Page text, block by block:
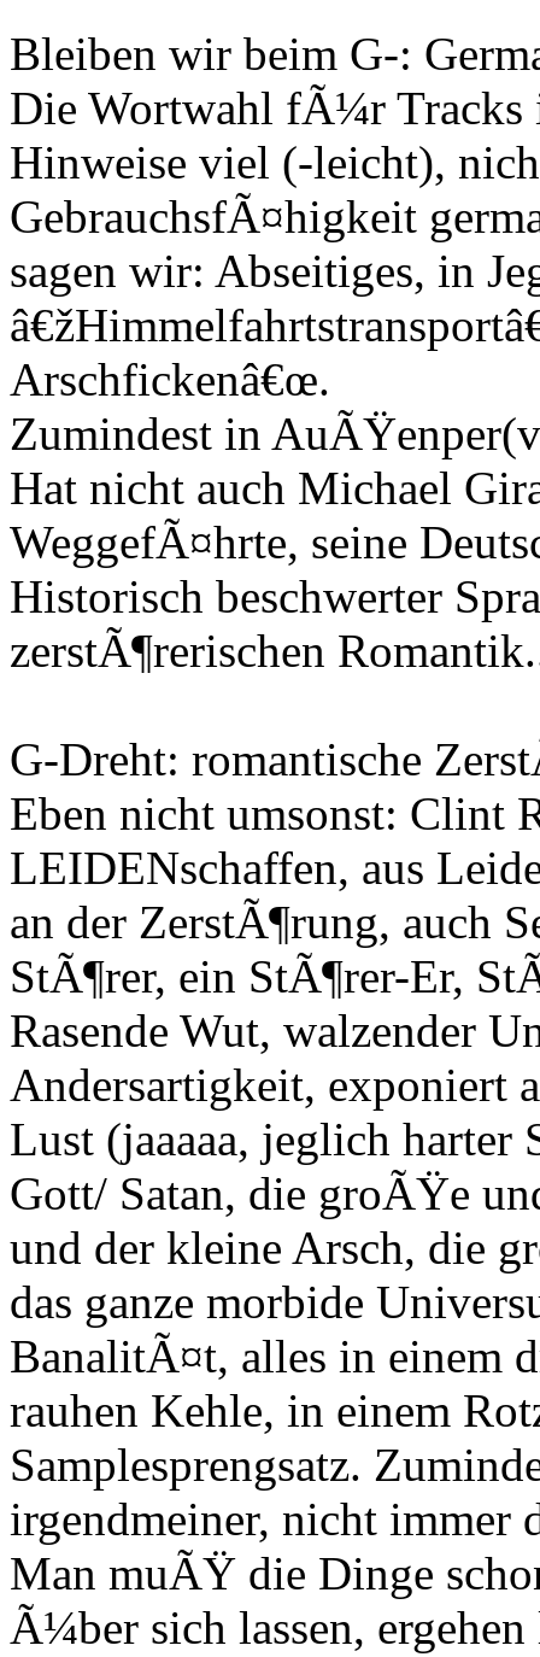
Bleiben wir beim G-:
Die Wortwahl fÃ¼r Tracks
Hinweise viel (-leicht),
GebrauchsfÃ¤higkeit
sagen wir: Abseitiges, in
Arschfickenâ€œ.
Zumindest in
Hat nicht auch Michael
WeggefÃ¤hrte, seine
Historisch beschwerter
zerstÃ¶rerischen
G-Dreht: romantische
Eben nicht umsonst: Clint
LEIDENschaffen, aus
an der ZerstÃ¶rung, auch
StÃ¶rer, ein StÃ¶rer-Er,
Rasende Wut, walzender
Andersartigkeit, exponiert
Lust (jaaaaa, jeglich
Gott/ Satan, die groÃŸe
und der kleine Arsch, die
das ganze morbide
BanalitÃ¤t, alles in einem
rauhen Kehle, in einem
Samplesprengsatz.
irgendmeiner, nicht immer
Man muÃŸ die Dinge
Ã¼ber sich lassen,